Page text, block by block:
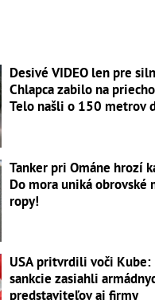
Desivé VIDEO len pre
Chlapca zabilo na
Telo našli o 150 metrov
Tanker pri Ománe hrozí
Do mora uniká obrovské
ropy!
USA pritvrdili voči Kube:
sankcie zasiahli
predstaviteľov aj firmy